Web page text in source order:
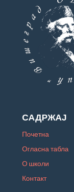
САДРЖАЈ
Почетна
Огласна табла
О школи
Контакт